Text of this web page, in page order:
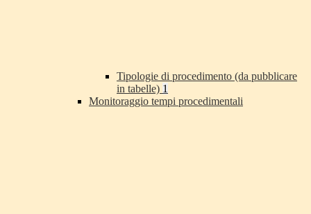
Tipologie di procedimento (da pubblicare
in tabelle) 1
Monitoraggio tempi procedimentali